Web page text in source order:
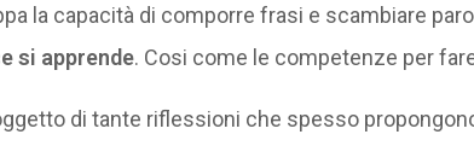
la capacità di comporre frasi e scambiare
si apprende. Cosi come le competenze per
di tante riflessioni che spesso